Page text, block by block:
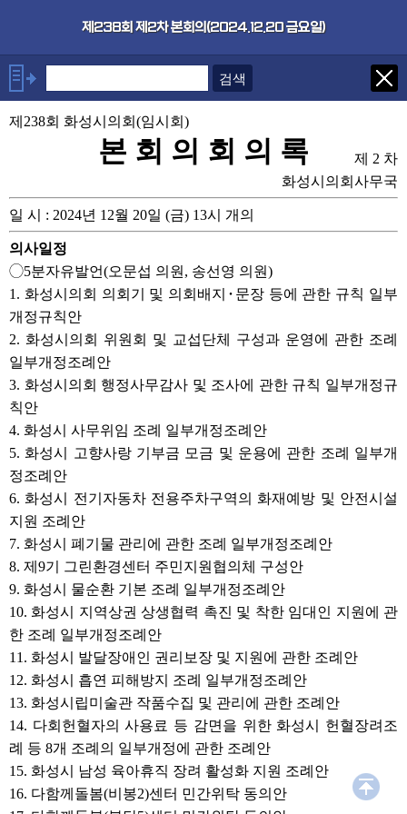
제238회 제2차 본회의(2024.12.20 금요일)
×
안건
◯5분자유발언(오문섭 의원, 송
1. 화성시의회 의회기 및 의회배
2. 화성시의회 위원회 및 교섭단
체 구성과 운영에 관한 조례 일부
개정조례안
3. 화성시의회 행정사무감사 및
조사에 관한 규칙 일부개정규칙
안
4. 화성시 사무위임 조례 일부개
정조례안
5. 화성시 고향사랑 기부금 모금
및 운용에 관한 조례 일부개정조
례안
6. 화성시 전기자동차 전용주차
구역의 화재예방 및 안전시설 지
원 조례안
7. 화성시 폐기물 관리에 관한 조
8. 제9기 그린환경센터 주민지
원협의체 구성안
9. 화성시 물순환 기본 조례 일부
개정조례안
10. 화성시 지역상권 상생협력 촉
진 및 착한 임대인 지원에 관한 조
례 일부개정조례안
11. 화성시 발달장애인 권리보장
및 지원에 관한 조례안
일부개정조례안
13. 화성시립미술관 작품수집 및
관리에 관한 조례안
14. 다회헌혈자의 사용료 등 감면
을 위한 화성시 헌혈장려조례 등
8개 조례의 일부개정에 관한 조
례안
15. 화성시 남성 육아휴직 장려
활성화 지원 조례안
제238회 화성시의회(임시회)
본 회 의 회 의 록
제 2 차
화성시의회사무국
일 시 : 2024년 12월 20일 (금) 13시 개의
의사일정
◯5분자유발언(오문섭 의원, 송선영 의원)
1. 화성시의회 의회기 및 의회배지･문장 등에 관한 규칙 일부
개정규칙안
2. 화성시의회 위원회 및 교섭단체 구성과 운영에 관한 조례
일부개정조례안
3. 화성시의회 행정사무감사 및 조사에 관한 규칙 일부개정규
칙안
4. 화성시 사무위임 조례 일부개정조례안
5. 화성시 고향사랑 기부금 모금 및 운용에 관한 조례 일부개
정조례안
6. 화성시 전기자동차 전용주차구역의 화재예방 및 안전시설
지원 조례안
7. 화성시 폐기물 관리에 관한 조례 일부개정조례안
8. 제9기 그린환경센터 주민지원협의체 구성안
9. 화성시 물순환 기본 조례 일부개정조례안
10. 화성시 지역상권 상생협력 촉진 및 착한 임대인 지원에 관
한 조례 일부개정조례안
11. 화성시 발달장애인 권리보장 및 지원에 관한 조례안
12. 화성시 흡연 피해방지 조례 일부개정조례안
13. 화성시립미술관 작품수집 및 관리에 관한 조례안
14. 다회헌혈자의 사용료 등 감면을 위한 화성시 헌혈장려조
례 등 8개 조례의 일부개정에 관한 조례안
15. 화성시 남성 육아휴직 장려 활성화 지원 조례안
16. 다함께돌봄(비봉2)센터 민간위탁 동의안